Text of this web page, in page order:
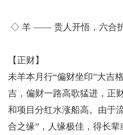
◇ 羊 —— 贵人开悟，六合
【正财】
未羊本月行“偏财坐印”大吉
吉，偏财一路高歌猛进，正
和项目分红水涨船高。由于
合之缘”，人缘极佳，得长